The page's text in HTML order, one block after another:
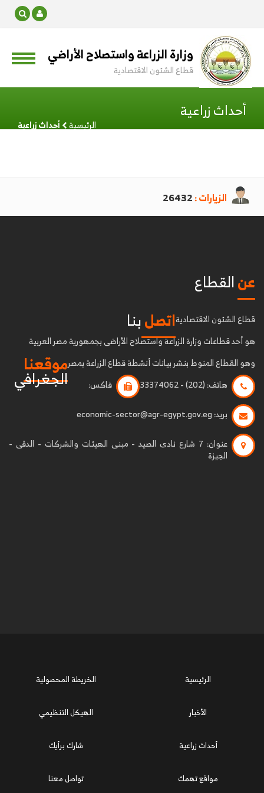
وزارة الزراعة واستصلاح الأراضي
قطاع الشئون الاقتصادية
أحداث زراعية
الرئيسية أحداث زراعية
الزيارات :26432
عنالقطاع
قطاع الشئون الاقتصادية
هو أحد قطاعات وزارة الزراعة واستصلاح الأراضى بجمهورية مصر العربية
وهو القطاع المنوط بنشر بيانات أنشطة قطاع الزراعة بمصر
اتصلبنا
هاتف: (202) - 33374062
فاكس:
بريد:
عنوان:
7 شارع نادى الصيد - مبنى الهيئات والشركات - الدقى -
الجيزة
موقعنا
الجغرافي
الرئيسية الخريطة المحصولية
الأخبار الهيكل التنظيمي
أحداث زراعية شارك برأيك
مواقع تهمك تواصل معنا